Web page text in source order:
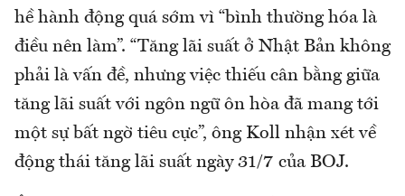
hề hành động quá sớm vì “bình thường hóa là
điều nên làm”. “Tăng lãi suất ở Nhật Bản không
phải là vấn đề, nhưng việc thiếu cân bằng giữa
tăng lãi suất với ngôn ngữ ôn hòa đã mang tới
một sự bất ngờ tiêu cực”, ông Koll nhận xét về
động thái tăng lãi suất ngày 31/7 của BOJ.